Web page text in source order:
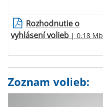
Rozhodnutie o
vyhlásení volieb | 0.18 Mb
Zoznam volieb: